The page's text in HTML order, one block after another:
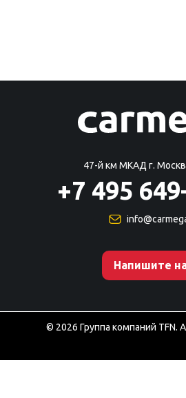
47-й км МКАД г.
+7 495
Напишите
© 2026 Группа компаний TFN.